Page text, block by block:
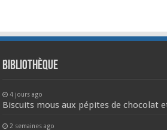
Bibliothèque
4 jours ago
Biscuits mous aux pépites de chocolat
2 semaines ago